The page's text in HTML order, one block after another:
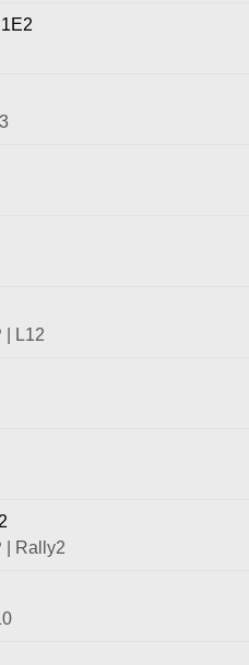
| L12
| Rally2